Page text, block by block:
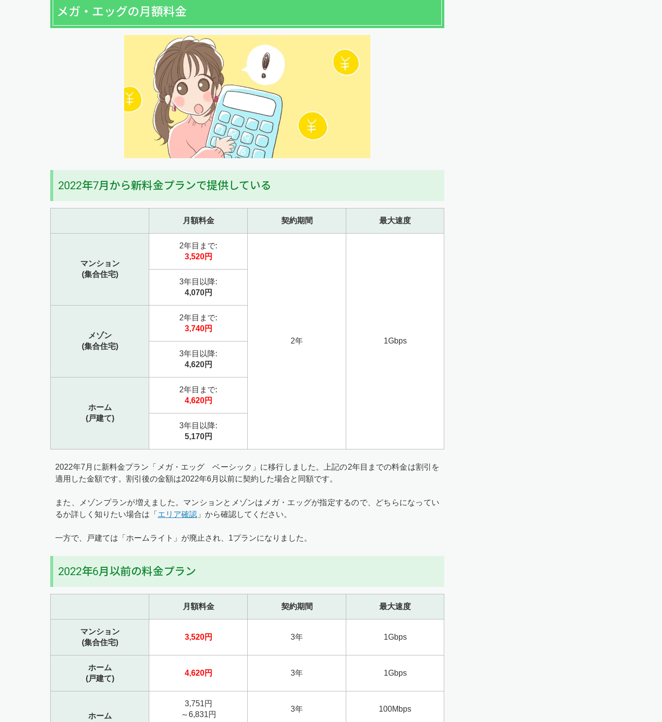
メガ・エッグの月額料金
2022年7月から新料金プランで提供している
月額料金 契約期間 最大速度
マンション
(集合住宅)
2年目まで:
3,520円
2年 1Gbps
3年目以降:
4,070円
メゾン
(集合住宅)
2年目まで:
3,740円
3年目以降:
4,620円
ホーム
(戸建て)
2年目まで:
4,620円
3年目以降:
5,170円
2022年7月に新料金プラン「メガ・エッグ ベーシック」に移行しました。上記の2年目までの料金は割引を
適用した金額です。割引後の金額は2022年6月以前に契約した場合と同額です。
また、メゾンプランが増えました。マンションとメゾンはメガ・エッグが指定するので、どちらになってい
るか詳しく知りたい場合は「 エリア確認 」から確認してください。
一方で、戸建ては「ホームライト」が廃止され、1プランになりました。
2022年6月以前の料金プラン
月額料金 契約期間 最大速度
マンション
(集合住宅)
3,520円 3年 1Gbps
ホーム
(戸建て)
4,620円 3年 1Gbps
ホーム
3,751円
～6,831円
3年 100Mbps